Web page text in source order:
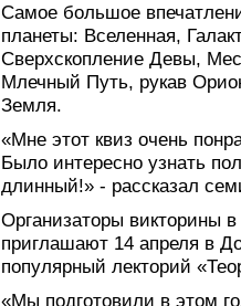
Самое большое
планеты: Вселенная,
Сверхскопление Девы,
Млечный Путь, рукав
Земля.
«Мне этот квиз очень
Было интересно узнать
длинный!» - рассказал
Организаторы викторины
приглашают 14 апреля в
популярный лекторий
«Мы подготовили в этом